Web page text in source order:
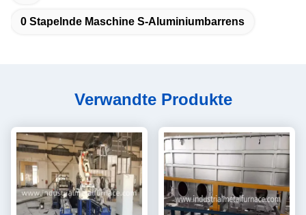
0 Stapelnde Maschine S-Aluminiumbarrens
Verwandte Produkte